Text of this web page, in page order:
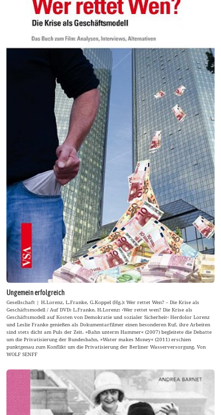
Ungemein erfolgreich
Gesellschaft | H.Lorenz, L.Franke, G.Koppel (Hg.): Wer rettet Wen? – Die Krise als
Geschäftsmodell / Auf DVD: L.Franke, H.Lorenz: ›Wer rettet wen? Die Krise als
Geschäftsmodell auf Kosten von Demokratie und sozialer Sicherheit‹ Herdolor Lorenz
und Leslie Franke genießen als Dokumentarfilmer einen besonderen Ruf, ihre Arbeiten
sind stets dicht am Puls der Zeit. »Bahn unterm Hammer« (2007) begleitete die Debatte
um die Privatisierung der Bundesbahn, »Water makes Money« (2011) erschien
punktgenau zum Konflikt um die Privatisierung der Berliner Wasserversorgung. Von
WOLF SENFF